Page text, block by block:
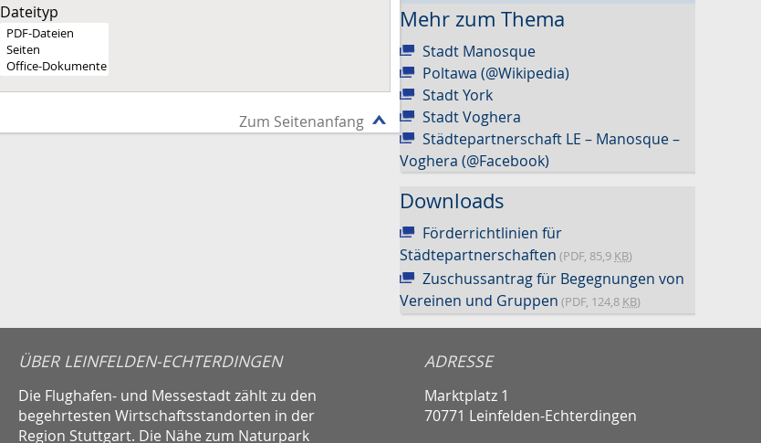
Dateityp
Zum Seitenanfang
Mehr zum Thema
Stadt Manosque
Poltawa (@Wikipedia)
Stadt York
Stadt Voghera
Städtepartnerschaft LE – Manosque –
Voghera (@Facebook)
Downloads
Förderrichtlinien für
Städtepartnerschaften (PDF, 85,9 KB)
Zuschussantrag für Begegnungen von
Vereinen und Gruppen (PDF, 124,8 KB)
ÜBER LEINFELDEN-ECHTERDINGEN
Die Flughafen- und Messestadt zählt zu den
begehrtesten Wirtschaftsstandorten in der
Region Stuttgart. Die Nähe zum Naturpark
ADRESSE
Marktplatz 1
70771 Leinfelden-Echterdingen